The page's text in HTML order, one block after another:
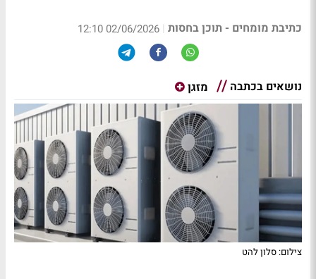
כתיבת מומחים - תוכן בחסות |
02/06/2026 12:10
נושאים בכתבה מזגן
צילום: סלון להט